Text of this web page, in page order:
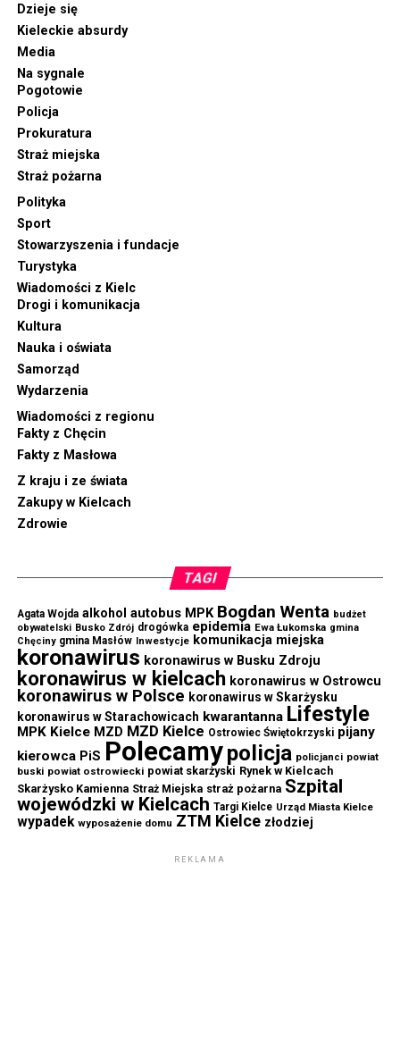
Dzieje się
Kieleckie absurdy
Media
Na sygnale
Pogotowie
Policja
Prokuratura
Straż miejska
Straż pożarna
Polityka
Sport
Stowarzyszenia i fundacje
Turystyka
Wiadomości z Kielc
Drogi i komunikacja
Kultura
Nauka i oświata
Samorząd
Wydarzenia
Wiadomości z regionu
Fakty z Chęcin
Fakty z Masłowa
Z kraju i ze świata
Zakupy w Kielcach
Zdrowie
TAGI
Agata Wojda alkohol autobus MPK Bogdan Wenta budżet
obywatelski Busko Zdrój drogówka epidemia Ewa Łukomska gmina
Chęciny gmina Masłów Inwestycje komunikacja miejska
koronawirus koronawirus w Busku Zdroju
koronawirus w kielcach koronawirus w Ostrowcu
koronawirus w Polsce koronawirus w Skarżysku
koronawirus w Starachowicach kwarantanna Lifestyle
MPK Kielce MZD MZD Kielce Ostrowiec Świętokrzyski pijany
kierowca PiS Polecamypolicja policjanci powiat
buski powiat ostrowiecki powiat skarżyski Rynek w Kielcach
Skarżysko Kamienna Straż Miejska straż pożarna Szpital
wojewódzki w Kielcach Targi Kielce Urząd Miasta Kielce
wypadek wyposażenie domu ZTM Kielce złodziej
REKLAMA